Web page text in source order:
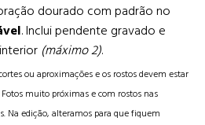
dourado com padrão no
. Inclui pendente gravado e
(máximo 2).
ou aproximações e os rostos devem estar
muito próximas e com rostos nas
Na edição, alteramos para que fiquem